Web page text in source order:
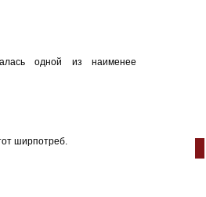
одной из наименее
ширпотреб.